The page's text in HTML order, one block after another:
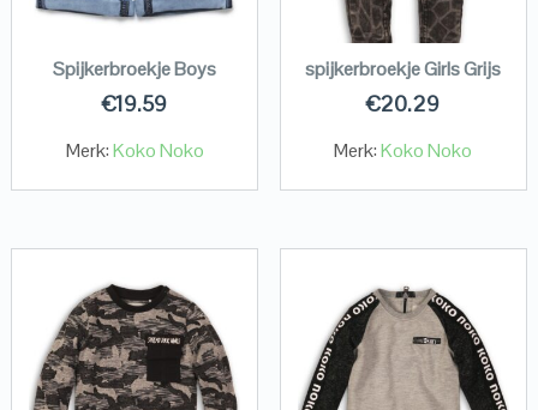
Spijkerbroekje Boys
€19.59
Merk:Koko Noko
spijkerbroekje Girls Grijs
€20.29
Merk:Koko Noko